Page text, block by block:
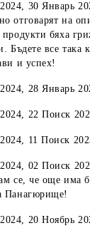
, 30 Январь
отговарят на
бяха
Бъдете все така
и успех!
, 28 Январь
, 22 Поиск
, 11 Поиск
, 02 Поиск
се, че още има
Панагюрище!
, 20 Ноябрь